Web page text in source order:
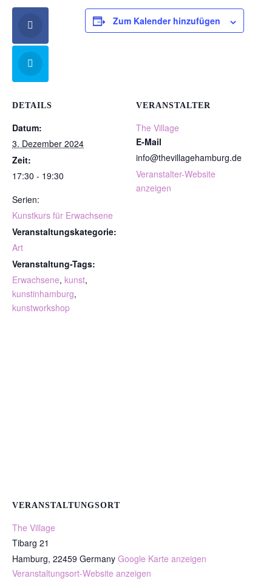
Zum Kalender hinzufügen
DETAILS
Datum:
3. Dezember 2024
Zeit:
17:30 - 19:30
Serien:
Kunstkurs für Erwachsene
Veranstaltungskategorie:
Art
Veranstaltung-Tags:
Erwachsene, kunst,
kunstinhamburg,
kunstworkshop
VERANSTALTER
The Village
E-Mail
info@thevillagehamburg.de
Veranstalter-Website
anzeigen
VERANSTALTUNGSORT
The Village
Tibarg 21
Hamburg, 22459 Germany Google Karte anzeigen
Veranstaltungsort-Website anzeigen